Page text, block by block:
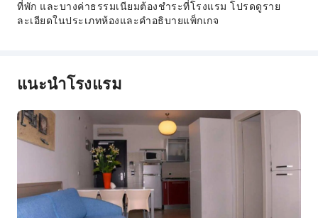
ที่พัก และบางค่าธรรมเนียมต้องชำระที่โรงแรม โปรดดูราย
ละเอียดในประเภทห้องและคำอธิบายแพ็กเกจ
แนะนำโรงแรม